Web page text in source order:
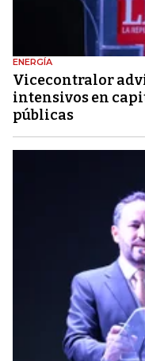
ENERGÍA
Vicecontralor
intensivos en
públicas